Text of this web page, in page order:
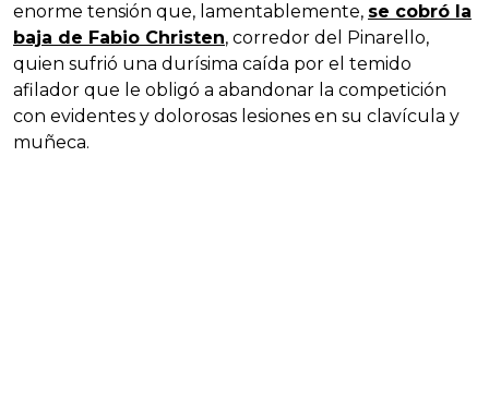
enorme tensión que, lamentablemente, se cobró la
baja de Fabio Christen, corredor del Pinarello,
quien sufrió una durísima caída por el temido
afilador que le obligó a abandonar la competición
con evidentes y dolorosas lesiones en su clavícula y
muñeca.